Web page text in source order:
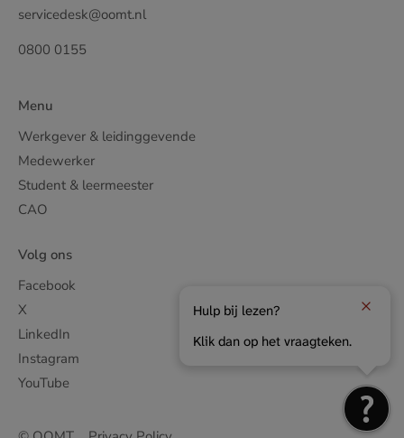
servicedesk@oomt.nl
0800 0155
Menu
Werkgever & leidinggevende
Medewerker
Student & leermeester
CAO
Volg ons
Facebook
X
LinkedIn
Instagram
YouTube
Hulp bij lezen?
Klik dan op het vraagteken.